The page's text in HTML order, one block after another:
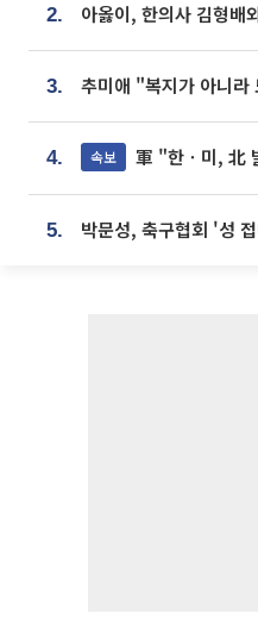
2.
3.
4. 속보 軍 "한ㆍ미, 北 발사
5.